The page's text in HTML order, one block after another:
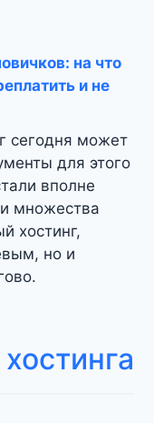
на что
и не
сегодня может
для этого
вполне
множества
хостинг,
но и